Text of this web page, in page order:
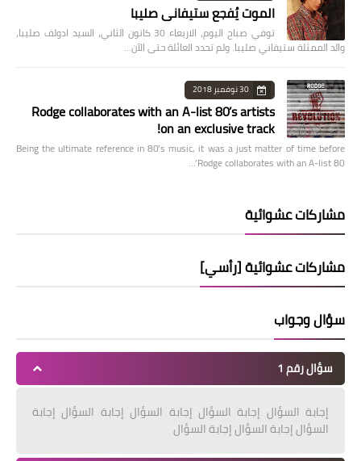
الموت يُفجع ستيفاني صليبا
توفي صباح اليوم، الاربعاء 30 كانون الثاني، السيد ادولف صليبا،
والد الممثلة ستيفاني صليبا. ولم تحدد العائلة حتى الآن…
30 نوفمبر 2018
Rodge collaborates with an A-list 80’s artists
on an exclusive track!
Being the ultimate reference in 80’s music, it was a just matter of time before
Rodge collaborates with an A-list 80’…
مشاركات عشوائية
مشاركات عشوائية [رأسي]
سؤال وجواب
سؤال رقم 1
إجابة السؤال إجابة السؤال إجابة السؤال إجابة السؤال إجابة
السؤال إجابة السؤال إجابة السؤال